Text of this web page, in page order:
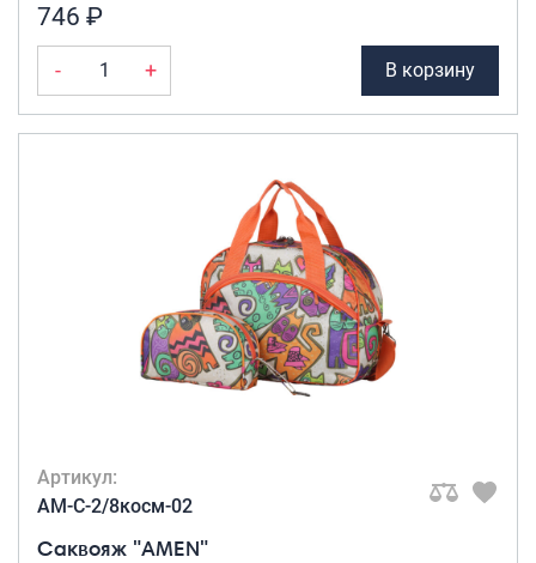
746 ₽
- + В корзину
Артикул:
AM-C-2/8косм-02
Саквояж "AMEN"